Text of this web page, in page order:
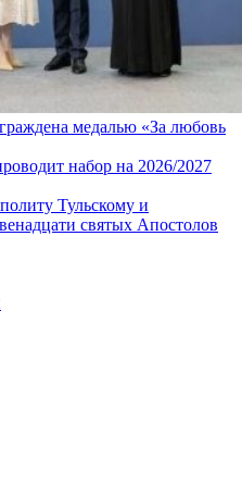
медалью «За любовь
набор на 2026/2027
Тульскому и
святых Апостолов